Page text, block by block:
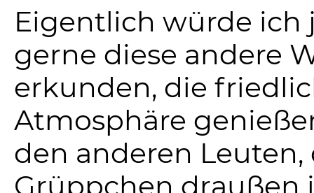
Eigentlich würde ich
gerne diese andere
erkunden, die
Atmosphäre
den anderen Leuten,